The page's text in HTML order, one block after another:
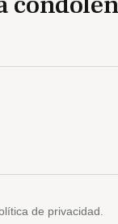
de privacidad.